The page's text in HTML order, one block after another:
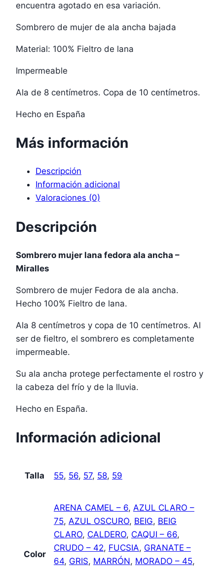
encuentra agotado en esa variación.
Sombrero de mujer de ala ancha bajada
Material: 100% Fieltro de lana
Impermeable
Ala de 8 centímetros. Copa de 10 centímetros.
Hecho en España
Más información
Descripción
Información adicional
Valoraciones (0)
Descripción
Sombrero mujer lana fedora ala ancha –
Miralles
Sombrero de mujer Fedora de ala ancha.
Hecho 100% Fieltro de lana.
Ala 8 centímetros y copa de 10 centímetros. Al
ser de fieltro, el sombrero es completamente
impermeable.
Su ala ancha protege perfectamente el rostro y
la cabeza del frío y de la lluvia.
Hecho en España.
Información adicional
Talla 55, 56, 57, 58, 59
Color
ARENA CAMEL – 6, AZUL CLARO –
75, AZUL OSCURO, BEIG, BEIG
CLARO, CALDERO, CAQUI – 66,
CRUDO – 42, FUCSIA, GRANATE –
64, GRIS, MARRÓN, MORADO – 45,